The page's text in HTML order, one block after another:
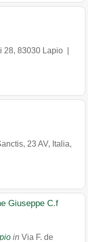
28, 83030 Lapio
23 AV, Italia,
Giuseppe C.f
in Via F. de